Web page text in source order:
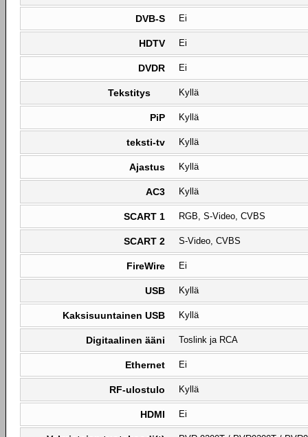
DVB-S Ei
HDTV Ei
DVDR Ei
Tekstitys Kyllä
PiP Kyllä
teksti-tv Kyllä
Ajastus Kyllä
AC3 Kyllä
SCART 1 RGB, S-Video, CVBS
SCART 2 S-Video, CVBS
FireWire Ei
USB Kyllä
Kaksisuuntainen USB Kyllä
Digitaalinen ääni Toslink ja RCA
Ethernet Ei
RF-ulostulo Kyllä
HDMI Ei